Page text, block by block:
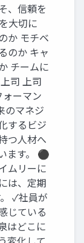
、信頼を
大切に
か モチベ
のか キャ
チームに
司 上司
ーマン
のマネジ
するビジ
つ人材へ
ます。 ⚫
ムリーに
は、定期
✓社員が
じている
はどこに